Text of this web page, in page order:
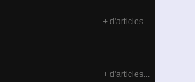
+ d'articles...
+ d'articles...